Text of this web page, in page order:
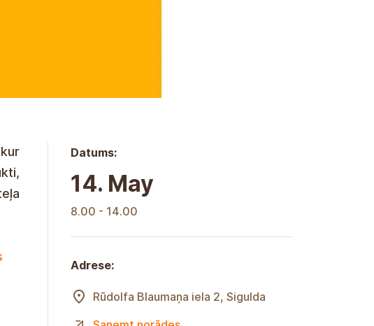
Datums:
14. May
8.00 - 14.00
Adrese:
Rūdolfa Blaumaņa iela 2, Sigulda